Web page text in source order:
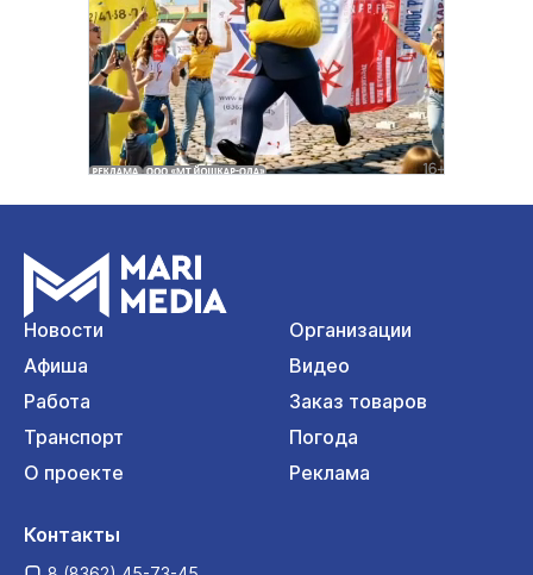
Новости
Организации
Афиша
Видео
Работа
Заказ товаров
Транспорт
Погода
О проекте
Реклама
Контакты